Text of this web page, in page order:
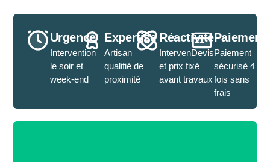
Urgence
Intervention
le soir et
week-end
Expertise
Artisan
qualifié de
proximité
Réactivité
IntervenDevis
et prix fixé
avant travaux
Paiement
Paiement
sécurisé 4
fois sans
frais